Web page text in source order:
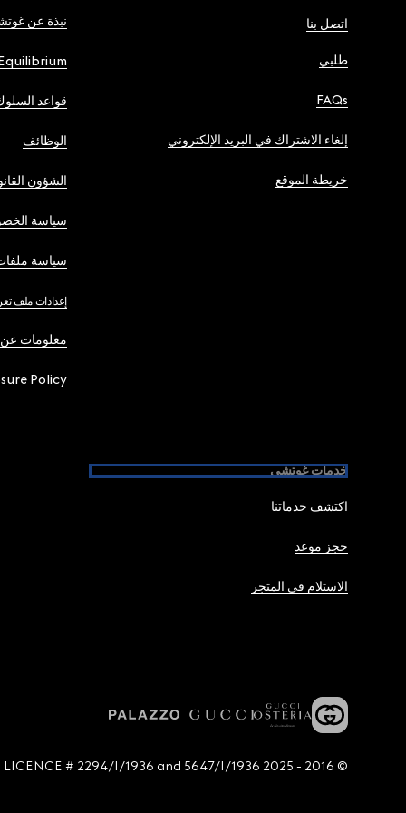
اتصل بنا
طلبي
FAQs
إلغاء الاشتراك في البريد الإلكتروني
خريطة الموقع
نبذة عن
قواعد
الوظائف
الشؤون
سياسة
سياسة
إعدادات ملف
معلومات
Policy
خدمات غوتشي
اكتشف خدماتنا
حجز موعد
الاستلام في المتجر
© 2016 - 2025 Guccio Gucci S.p.A. - All rights reserved. SIAE LICENCE # 2294/I/1936 and 5647/I/1936